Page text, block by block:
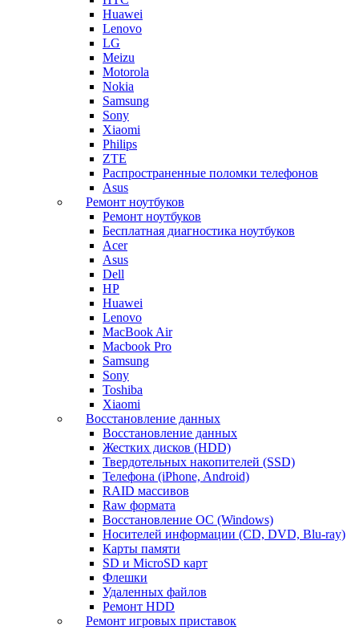
Huawei
Lenovo
LG
Meizu
Motorola
Nokia
Samsung
Sony
Xiaomi
Philips
ZTE
Распространенные поломки телефонов
Asus
Ремонт ноутбуков
Ремонт ноутбуков
Бесплатная диагностика ноутбуков
Acer
Asus
Dell
HP
Huawei
Lenovo
MacBook Air
Macbook Pro
Samsung
Sony
Toshiba
Xiaomi
Восстановление данных
Восстановление данных
Жестких дисков (HDD)
Твердотельных накопителей (SSD)
Телефона (iPhone, Android)
RAID массивов
Raw формата
Восстановление ОС (Windows)
Носителей информации (CD, DVD, Blu-ray)
Карты памяти
SD и MicroSD карт
Флешки
Удаленных файлов
Ремонт HDD
Ремонт игровых приставок